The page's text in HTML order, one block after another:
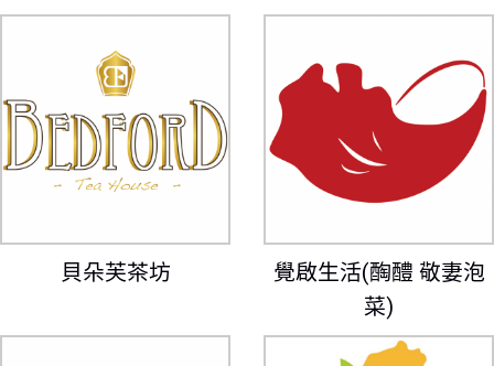
貝朵芙茶坊 覺啟生活(醄醴 敬妻泡
菜)